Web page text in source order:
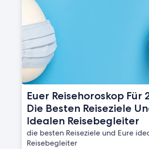
Euer Reisehoroskop Für
Die Besten Reiseziele
Idealen Reisebegleiter
die besten Reiseziele und Eure
Reisebegleiter